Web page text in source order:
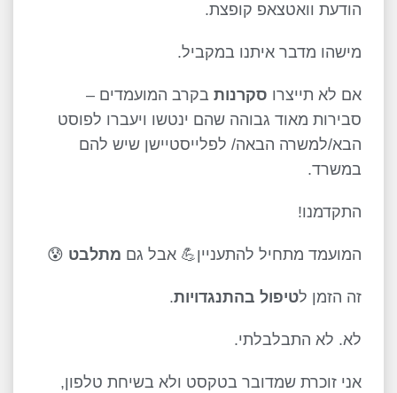
הודעת וואטצאפ קופצת.
מישהו מדבר איתנו במקביל.
אם לא תייצרו סקרנות בקרב המועמדים –
סבירות מאוד גבוהה שהם ינטשו ויעברו לפוסט
הבא/למשרה הבאה/ לפלייסטיישן שיש להם
במשרד.
התקדמנו!
המועמד מתחיל להתעניין💪 אבל גם מתלבט 😰
זה הזמן לטיפול בהתנגדויות.
לא. לא התבלבלתי.
אני זוכרת שמדובר בטקסט ולא בשיחת טלפון,